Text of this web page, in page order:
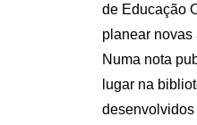
de Educação
planear novas
Numa nota
lugar na
desenvolvidos